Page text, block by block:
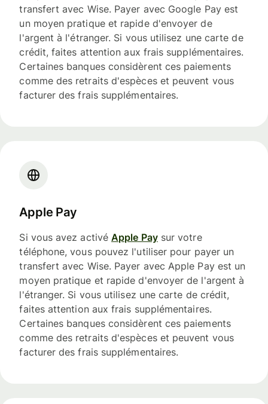
transfert avec Wise. Payer avec Google Pay est
un moyen pratique et rapide d'envoyer de
l'argent à l'étranger. Si vous utilisez une carte de
crédit, faites attention aux frais supplémentaires.
Certaines banques considèrent ces paiements
comme des retraits d'espèces et peuvent vous
facturer des frais supplémentaires.
Apple Pay
Si vous avez activéApple Paysur votre
téléphone, vous pouvez l'utiliser pour payer un
transfert avec Wise. Payer avec Apple Pay est un
moyen pratique et rapide d'envoyer de l'argent à
l'étranger. Si vous utilisez une carte de crédit,
faites attention aux frais supplémentaires.
Certaines banques considèrent ces paiements
comme des retraits d'espèces et peuvent vous
facturer des frais supplémentaires.